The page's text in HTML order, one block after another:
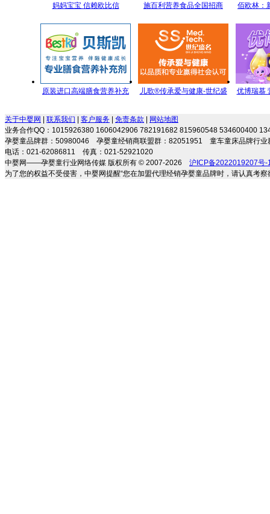
妈妈宝宝 信赖欧比信 施百利营养食品全国招商
佰欧林：
原装进口高端膳食营养补充
长
儿歌®传承爱与健康-世纪盛
优博瑞慕
关于中婴网 | 联系我们 | 客户服务 | 免责条款 | 网站地图
业务合作QQ：1015926380 1606042906 782191682 815960548 534600400
孕婴童品牌群：50980046 孕婴童经销商联盟群：82051951 童车童床品牌行
电话：021-62086811 传真：021-52921020
中婴网——孕婴童行业网络传媒 版权所有 © 2007-2026 沪ICP备2022019207号-
为了您的权益不受侵害，中婴网提醒“您在加盟代理经销孕婴童品牌时，请认真考